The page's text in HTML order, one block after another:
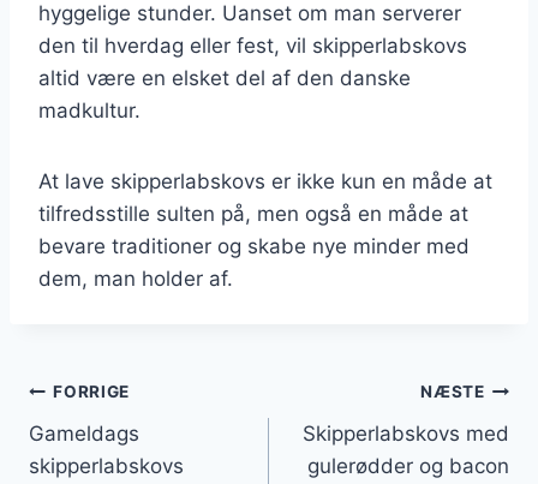
hyggelige stunder. Uanset om man serverer
den til hverdag eller fest, vil skipperlabskovs
altid være en elsket del af den danske
madkultur.
At lave skipperlabskovs er ikke kun en måde at
tilfredsstille sulten på, men også en måde at
bevare traditioner og skabe nye minder med
dem, man holder af.
Indlægsnavigation
FORRIGE
Gameldags
skipperlabskovs
NÆSTE
Skipperlabskovs med
gulerødder og bacon